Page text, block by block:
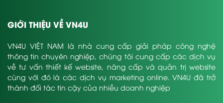
GIỚI THIỆU VỀ VN4U
VN4U VIỆT NAM là nhà cung cấp giải pháp công nghệ
thông tin chuyên nghiệp, chúng tôi cung cấp các dịch vụ
về tư vấn thiết kế website, nâng cấp và quản trị website
cùng với đó là các dịch vụ marketing online. VN4U đã trở
thành đối tác tin cậy của nhiều doanh nghiệp